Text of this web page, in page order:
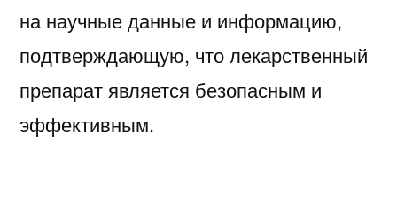
на научные данные и информацию,
подтверждающую, что лекарственный
препарат является безопасным и
эффективным.